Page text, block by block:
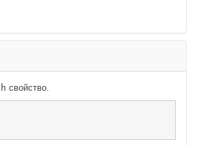
свойство.